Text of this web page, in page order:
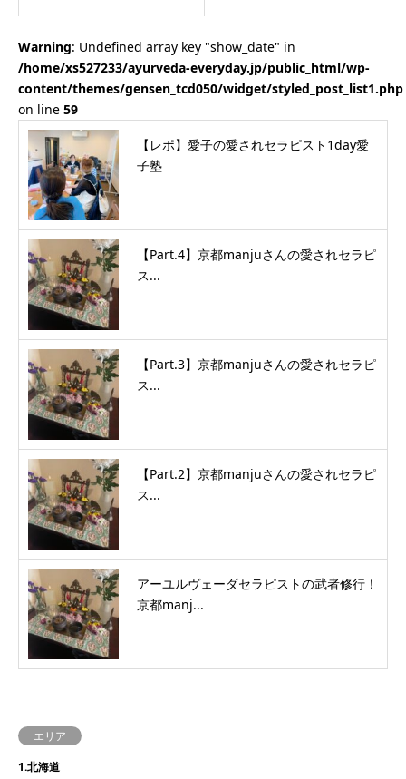
Warning: Undefined array key "show_date" in
/home/xs527233/ayurveda-everyday.jp/public_html/wp-
content/themes/gensen_tcd050/widget/styled_post_list1.php
on line 59
【レポ】愛子の愛されセラピスト1day愛
子塾
【Part.4】京都manjuさんの愛されセラピ
ス...
【Part.3】京都manjuさんの愛されセラピ
ス...
【Part.2】京都manjuさんの愛されセラピ
ス...
アーユルヴェーダセラピストの武者修行！
京都manj...
エリア
1.北海道